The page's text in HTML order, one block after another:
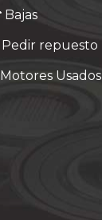
Bajas
Pedir repuesto
Motores Usados